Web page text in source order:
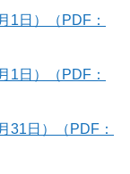
1日）（PDF：
1日）（PDF：
31日）（PDF：